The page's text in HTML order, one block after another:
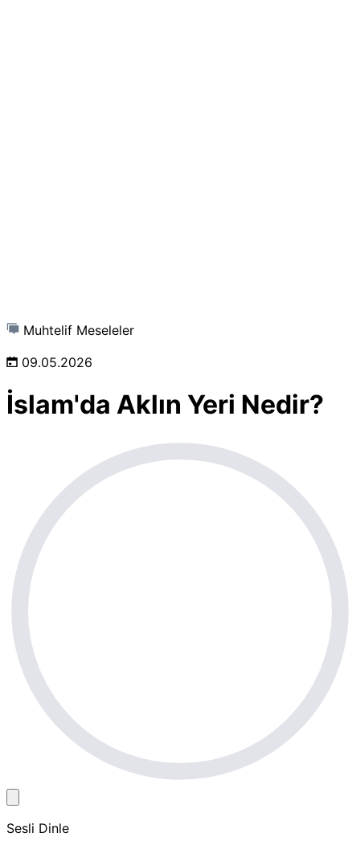
Muhtelif Meseleler
09.05.2026
İslam'da Aklın Yeri Nedir?
Sesli Dinle